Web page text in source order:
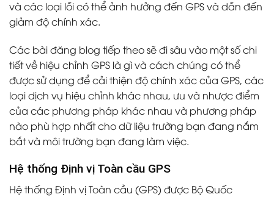
và các loại lỗi có thể ảnh hưởng đến GPS và dẫn đến
giảm độ chính xác.
Các bài đăng blog tiếp theo sẽ đi sâu vào một số chi
tiết về hiệu chỉnh GPS là gì và cách chúng có thể
được sử dụng để cải thiện độ chính xác của GPS, các
loại dịch vụ hiệu chỉnh khác nhau, ưu và nhược điểm
của các phương pháp khác nhau và phương pháp
nào phù hợp nhất cho dữ liệu trường bạn đang nắm
bắt và môi trường bạn đang làm việc.
Hệ thống Định vị Toàn cầu GPS
Hệ thống Định vị Toàn cầu (GPS) được Bộ Quốc